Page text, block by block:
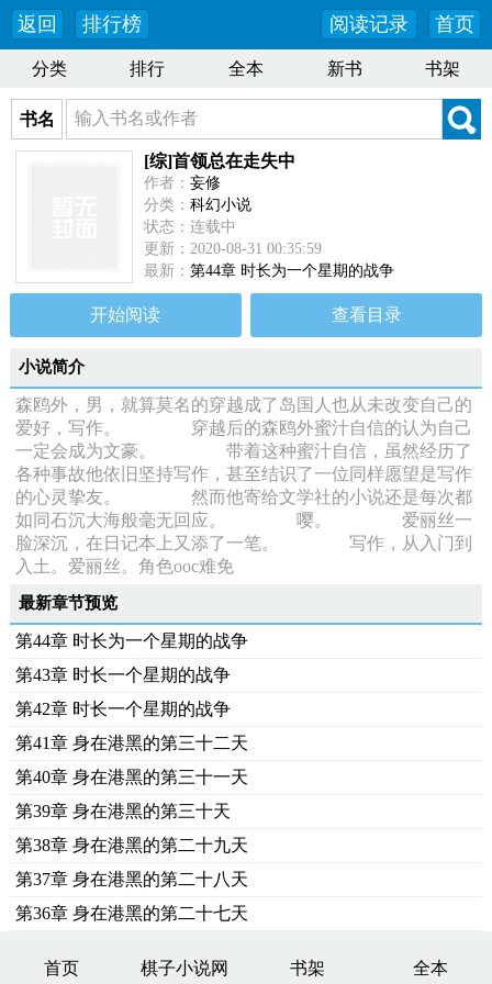
返回 排行榜 首页
阅读记录
分类 排行 全本 新书 书架
书名
[综]首领总在走失中
作者： 妄修
分类： 科幻小说
状态：连载中
更新：2020-08-31 00:35:59
最新： 第44章 时长为一个星期的战争
开始阅读 查看目录
小说简介
森鸥外，男，就算莫名的穿越成了岛国人也从未改变自己的
爱好，写作。 穿越后的森鸥外蜜汁自信的认为自己
一定会成为文豪。 带着这种蜜汁自信，虽然经历了
各种事故他依旧坚持写作，甚至结识了一位同样愿望是写作
的心灵挚友。 然而他寄给文学社的小说还是每次都
如同石沉大海般毫无回应。 嘤。 爱丽丝一
脸深沉，在日记本上又添了一笔。 写作，从入门到
入土。爱丽丝。角色ooc难免
最新章节预览
第44章 时长为一个星期的战争
第43章 时长一个星期的战争
第42章 时长一个星期的战争
第41章 身在港黑的第三十二天
第40章 身在港黑的第三十一天
第39章 身在港黑的第三十天
第38章 身在港黑的第二十九天
第37章 身在港黑的第二十八天
第36章 身在港黑的第二十七天
首页 棋子小说网 书架 全本